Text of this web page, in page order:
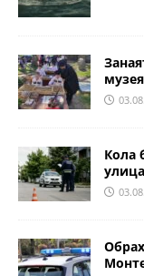
Кола